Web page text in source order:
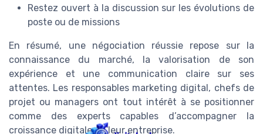
Restez ouvert à la discussion sur les évolutions de
poste ou de missions
En résumé, une négociation réussie repose sur la
connaissance du marché, la valorisation de son
expérience et une communication claire sur ses
attentes. Les responsables marketing digital, chefs de
projet ou managers ont tout intérêt à se positionner
comme des experts capables d’accompagner la
croissance digitale de leur entreprise.